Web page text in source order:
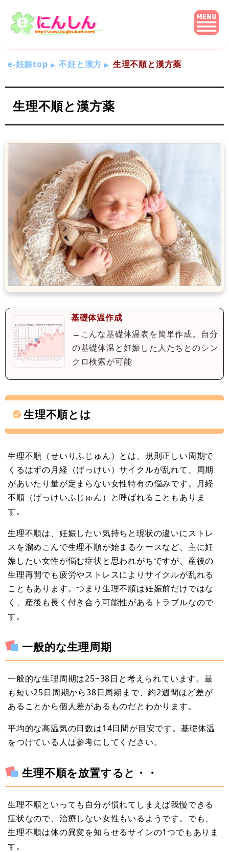
e-妊娠top 不妊と漢方 生理不順と漢方薬
生理不順と漢方薬
基礎体温作成
←こんな基礎体温表を簡単作成。自分
の基礎体温と妊娠した人たちとのシン
クロ検索が可能
生理不順とは
生理不順（せいりふじゅん）とは、規則正しい周期で
くるはずの月経（げっけい）サイクルが乱れて、周期
があいたり量が定まらない女性特有の悩みです。月経
不順（げっけいふじゅん）と呼ばれることもありま
す。
生理不順は、妊娠したい気持ちと現状の違いにストレ
スを溜めこんで生理不順が始まるケースなど、主に妊
娠したい女性が悩む症状と思われがちですが、産後の
生理再開でも疲労やストレスによりサイクルが乱れる
こともあります。つまり生理不順は妊娠前だけではな
く、産後も長く付き合う可能性があるトラブルなので
す。
一般的な生理周期
一般的な生理周期は25~38日と考えられています。最
も短い25日周期から38日周期まで、約2週間ほど差が
あることから個人差があるものだとわかります。
平均的な高温気の日数は14日間が目安です。基礎体温
をつけている人は参考にしてください。
生理不順を放置すると・・
生理不順といっても自分が慣れてしまえば我慢できる
症状なので、治療しない女性もいるようです。でも、
生理不順は体の異変を知らせるサインの1つでもありま
す。